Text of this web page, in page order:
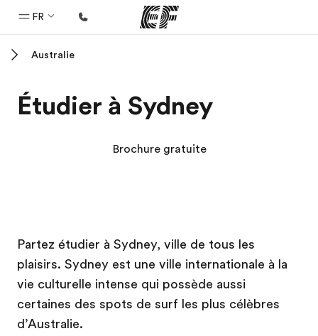
FR
Bienvenue chez EF
Programmes
Qui sommes-nous ?
EF recrute
Rejoignez nos équipes
Australie
Étudier à Sydney
Brochure gratuite
Partez étudier à Sydney, ville de tous les
plaisirs. Sydney est une ville internationale à la
vie culturelle intense qui possède aussi
certaines des spots de surf les plus célèbres
d’Australie.